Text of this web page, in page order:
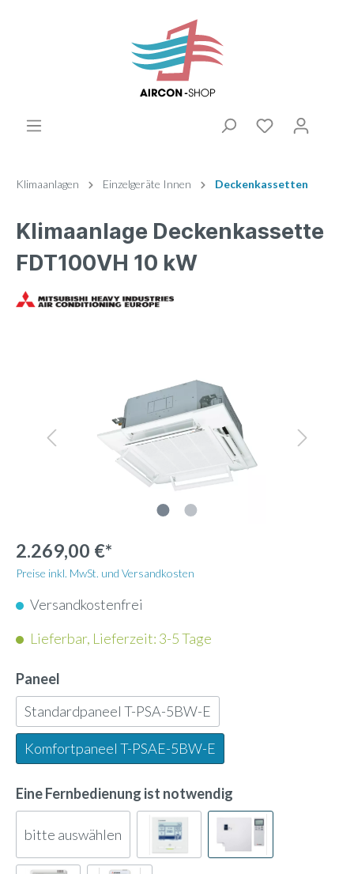
Klimaanlagen Einzelgeräte Innen Deckenkassetten
Klimaanlage Deckenkassette
FDT100VH 10 kW
2.269,00 €*
Preise inkl. MwSt. und Versandkosten
Versandkostenfrei
Lieferbar, Lieferzeit: 3-5 Tage
Paneel
Standardpaneel T-PSA-5BW-E
Komfortpaneel T-PSAE-5BW-E
Eine Fernbedienung ist notwendig
bitte auswählen